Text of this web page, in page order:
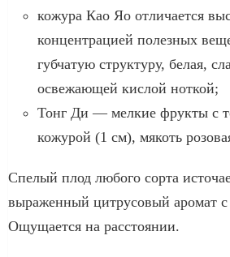
кожура Као Яо отличается
концентрацией полезных
губчатую структуру, белая,
освежающей кислой ноткой;
Тонг Ди — мелкие фрукты с
кожурой (1 см), мякоть
Спелый плод любого сорта
выраженный цитрусовый аромат с
Ощущается на расстоянии.